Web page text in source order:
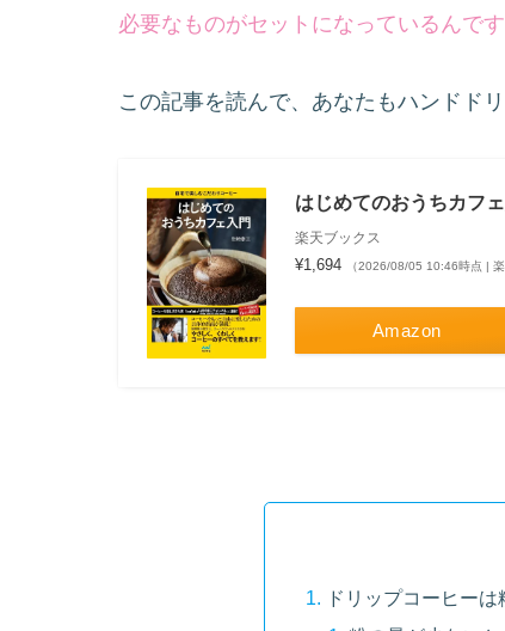
必要なものがセットになっているんです
この記事を読んで、あなたもハンドド
はじめてのおうちカフ
楽天ブックス
¥1,694 （2026/08/05 10:46時点 | 楽
Amazon